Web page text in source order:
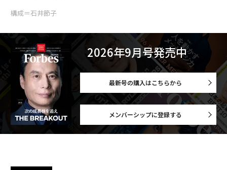
構成＝石井節子
2026年9月号発売中
最新号の購入はこちらから
メンバーシップに登録する